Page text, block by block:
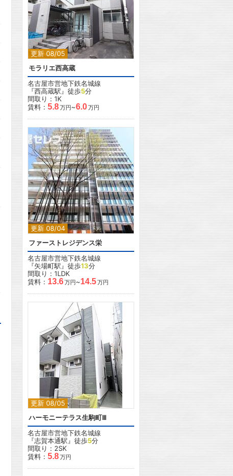
更新 08/05
モラリエ西高蔵
名古屋市営地下鉄名城線
『西高蔵駅』徒歩5分
間取り：1K
賃料： 5.8万円~6.0万円
更新 08/04
ファーストレジデンス栄
名古屋市営地下鉄名城線
『矢場町駅』徒歩13分
間取り：1LDK
賃料： 13.6万円~14.5万円
更新 08/05
ハーモニーテラス生駒町Ⅲ
名古屋市営地下鉄名城線
『志賀本通駅』徒歩5分
間取り：2SK
賃料： 5.8万円